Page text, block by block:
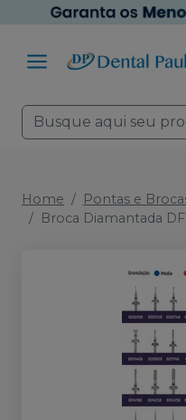
Home Pontas e
Broca Diamantada